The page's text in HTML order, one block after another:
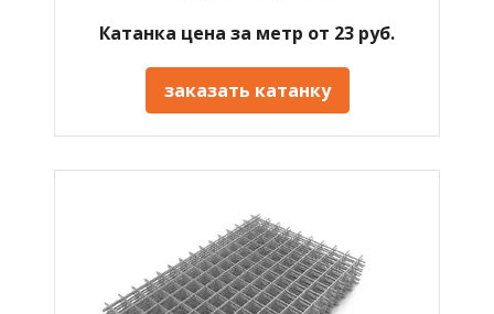
Катанка цена за метр от 23 руб.
заказать катанку